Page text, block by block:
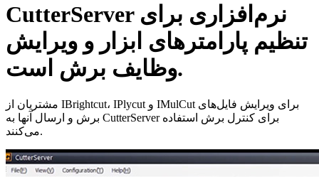
CutterServer نرم‌افزاری برای
تنظیم پارامترهای ابزار و ویرایش
وظایف برش است.
مشتریان از IBrightcut، IPlycut و IMulCut برای ویرایش فایل‌های
برش و ارسال آنها به CutterServer برای کنترل برش استفاده
می‌کنند.